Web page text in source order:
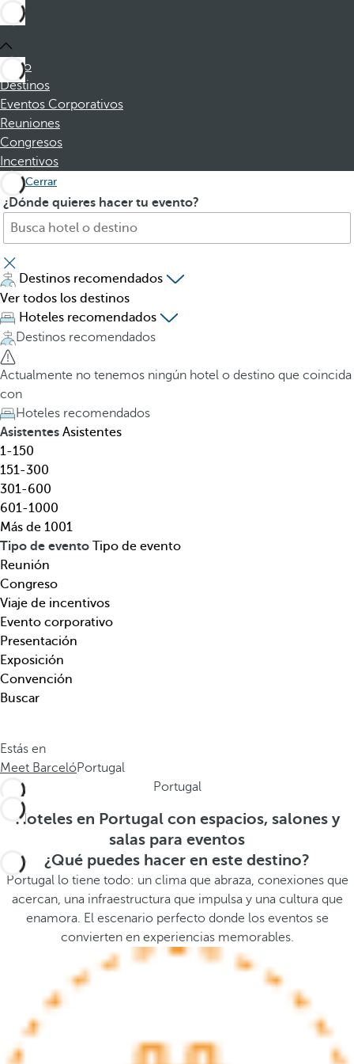
Inicio
Destinos
Eventos Corporativos
Reuniones
Congresos
Incentivos
Cerrar
¿Dónde quieres hacer tu evento?
B
s
c
a
h
o
t
e
l
,
d
e
s
t
i
n
o
,
t
e
m
á
t
i
c
a
.
A
p
u
l
s
a
r
l
a
t
e
c
l
a
d
e
f
l
e
c
h
a
h
a
c
i
b
a
a
Destinos recomendados
Ver todos los destinos
Hoteles recomendados
Destinos recomendados
Actualmente no tenemos ningún hotel o destino que coincida
con
Hoteles recomendados
Asistentes Asistentes
1-150
151-300
301-600
601-1000
Más de 1001
Tipo de evento Tipo de evento
Reunión
Congreso
Viaje de incentivos
Evento corporativo
Presentación
Exposición
Convención
Buscar
Estás en
Meet BarcelóPortugal
Portugal
Hoteles en Portugal con espacios, salones y
salas para eventos
¿Qué puedes hacer en este destino?
Portugal lo tiene todo: un clima que abraza, conexiones que
acercan, una infraestructura que impulsa y una cultura que
enamora. El escenario perfecto donde los eventos se
convierten en experiencias memorables.